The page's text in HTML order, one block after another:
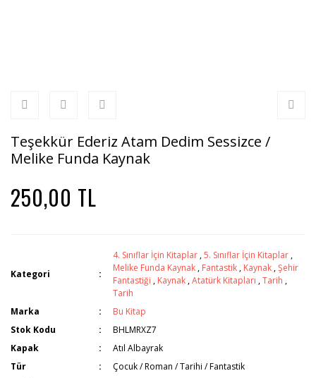
Teşekkür Ederiz Atam Dedim Sessizce /
Melike Funda Kaynak
250,00 TL
Kategori
4. Sınıflar İçin Kitaplar ,5. Sınıflar İçin Kitaplar ,
Melike Funda Kaynak , Fantastik , Kaynak ,Şehir
Fantastiği , Kaynak ,Atatürk Kitapları ,Tarih ,
Tarih
Marka
Bu Kitap
Stok Kodu
BHLMRXZ7
Kapak
Atıl Albayrak
Tür
Çocuk / Roman / Tarihi / Fantastik